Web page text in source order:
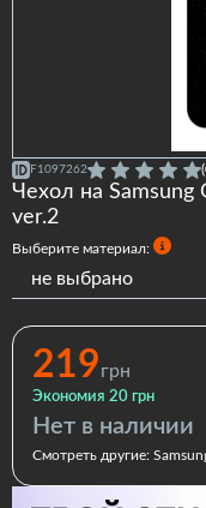
F1097262
Чехол на Samsung
ver.2
Выберите материал:
не выбрано
Силиконовый с
Premium
219грн
Экономия 20 грн
Нет в наличии
Смотреть другие: